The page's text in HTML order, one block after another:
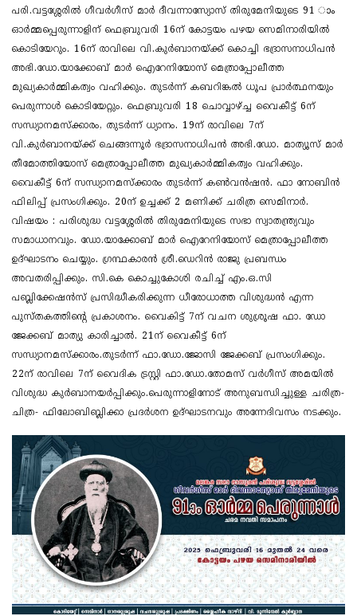
പരി.വട്ടശ്ശേരിൽ ​ഗീവർ​ഗീസ് മാർ ​ദീവന്നാസ്യോസ് തിരുമേനിയുടെ 91 ാം
ഓർമ്മപ്പെരുന്നാളിന് ഫെബ്രുവരി 16ന് കോട്ടയം പഴയ സെമിനാരിയിൽ
കൊടിയേറും. 16ന് രാവിലെ വി.കുർബാനയ്ക്ക് കൊച്ചി ഭദ്രാസനാധിപൻ
അഭി.ഡോ.യാക്കോബ് മാർ ഐറേനിയോസ് മെത്രാപ്പോലീത്ത
മുഖ്യകാർമ്മികത്വം വഹിക്കും. തുടർന്ന് കബറിങ്കൽ ധൂപ പ്രാർത്ഥനയും
പെരുന്നാൾ കൊടിയേറ്റും. ഫെബ്രുവരി 18 ചൊവ്വാഴ്ച്ച വൈകീട്ട് 6ന്
സന്ധ്യാനമസ്ക്കാരം, തുടർന്ന് ധ്യാനം. 19ന് രാവിലെ 7ന്
വി.കുർബാനയ്ക്ക് ചെങ്ങന്നൂർ ഭദ്രാസനാധിപൻ അഭി.ഡോ. മാത്യൂസ് മാർ
തീമോത്തിയോസ് മെത്രാപ്പോലീത്ത മുഖ്യകാർമ്മികത്വം വഹിക്കും.
വൈകീട്ട് 6ന് സന്ധ്യാനമസ്ക്കാരം തുടർന്ന് കൺവൻഷൻ. ഫാ നോബിൻ
ഫിലിപ്പ് പ്രസം​ഗിക്കും. 20ന് ഉച്ചക്ക് 2 മണിക്ക് ചരിത്ര സെമിനാർ.
വിഷയം : പരിശുദ്ധ വട്ടശ്ശേരിൽ തിരുമേനിയുടെ സഭാ സ്വാതന്ത്ര്യവും
സമാധാനവും. ഡോ.യാക്കോബ് മാർ ഐറേനിയോസ് മെത്രാപ്പോലീത്ത
ഉദ്ഘാടനം ചെയ്യും.​ ഗ്രന്ഥകാരൻ ശ്രീ.ഡെറിൻ രാജു പ്രബന്ധം
അവതരിപ്പിക്കും. സി.കെ കൊച്ചുകോശി രചിച്ച് എം.ഒ.സി
പബ്ലിക്കേഷൻസ് പ്രസിദ്ധീകരിക്കുന്ന ധീരോധാത്ത വിശുദ്ധൻ എന്ന
പുസ്തകത്തിന്റെ പ്രകാശനം. വൈകിട്ട് 7ന് വചന ശുശ്രൂഷ ഫാ. ഡോ
ജേക്കബ് മാത്യു കാരിച്ചാൽ. 21ന് വൈകീട്ട് 6ന്
സന്ധ്യാനമസ്ക്കാരം.തുടർന്ന് ഫാ.ഡോ.ജോസി ജേക്കബ് പ്രസം​ഗിക്കും.
22ന് രാവിലെ 7ന് വൈദിക ട്രസ്റ്റി ഫാ.ഡോ.തോമസ് വർ​ഗീസ് അമയിൽ
വിശുദ്ധ കുർബാനയർപ്പിക്കും.പെരുന്നാളിനോട് അനുബന്ധിച്ചുള്ള ചരിത്ര-
ചിത്ര- ഫിലോബിബ്ലിക്കാ പ്രദർശന ഉദ്ഘാടനവും അന്നേദിവസം നടക്കും.